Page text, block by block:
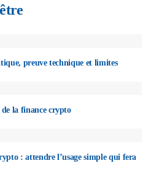
preuve technique et limites
la finance crypto
: attendre l’usage simple qui fera